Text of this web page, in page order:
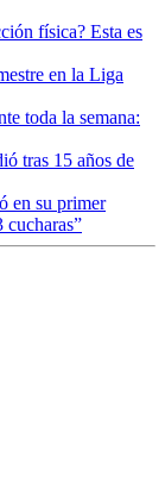
física? Esta es
en la Liga
toda la semana:
tras 15 años de
en su primer